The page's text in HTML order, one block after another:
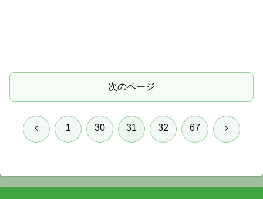
次のページ
前 1 30 31 32 67 次